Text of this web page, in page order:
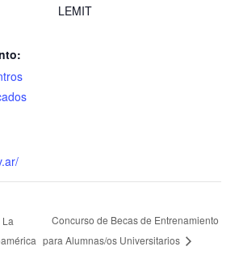
LEMIT
Concurso de Becas de Entrenamiento
para Alumnas/os Universitarios